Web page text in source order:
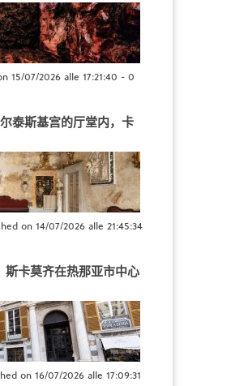
15/07/2026 alle 17:21:40 - 0
泰斯基宫的厅堂内，卡
on 14/07/2026 alle 21:45:34
斯卡莫齐在热那亚市中心
on 16/07/2026 alle 17:09:31